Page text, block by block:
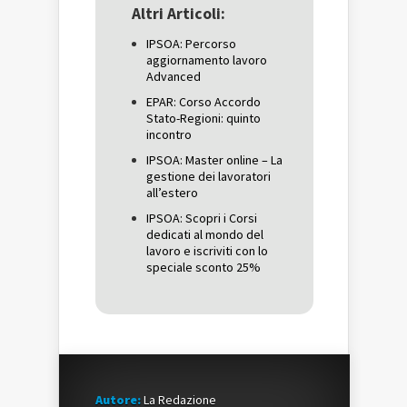
una
nuova
nuova
finestra)
una
nuova
Altri Articoli:
IPSOA: Percorso
aggiornamento lavoro
Advanced
EPAR: Corso Accordo
Stato-Regioni: quinto
incontro
IPSOA: Master online – La
gestione dei lavoratori
all’estero
IPSOA: Scopri i Corsi
dedicati al mondo del
lavoro e iscriviti con lo
speciale sconto 25%
Autore:La Redazione